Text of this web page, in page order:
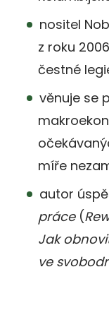
nositel
z roku
čestné
věnuje se
míře
autor
práce(
Jak
ve